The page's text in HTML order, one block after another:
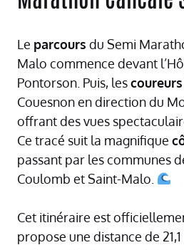
Le parcours du Semi
Malo commence devant
Pontorson. Puis, lescoureurs
Couesnon en direction du
offrant des vues
Ce tracé suit la magnifique
passant par les communes
Coulomb et Saint-Malo.
Cet itinéraire est
propose une distance de